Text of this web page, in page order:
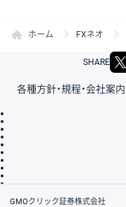
ホーム FXネオ
SHARE
各種方針・規程・会社案内
会社案内
GMOクリック証券株式会社